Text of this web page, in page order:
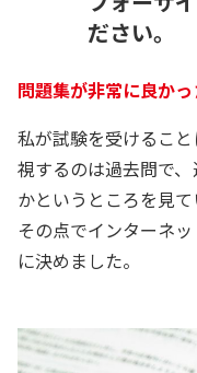
ださい。
問題集が非常に良かっ
私が試験を受けるこ
視するのは過去問で
かというところを見て
その点でインターネ
に決めました。